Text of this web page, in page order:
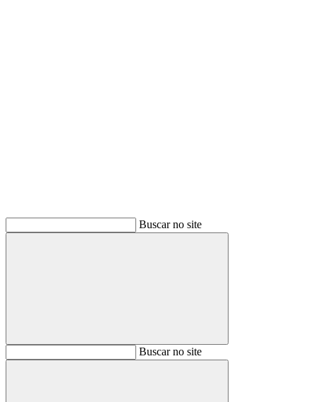
Buscar no site
BuscarBuscar no site